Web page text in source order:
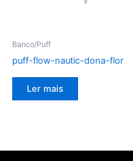
Banco/Puff
puff-flow-nautic-dona-flor
Ler mais